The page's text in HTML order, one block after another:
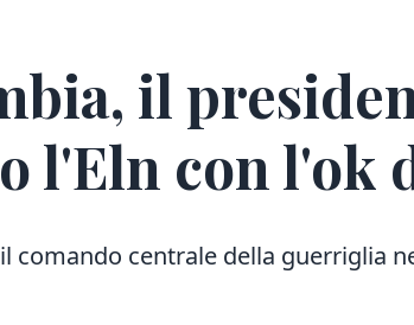
il
l'Eln con l'ok
comando centrale della guerriglia